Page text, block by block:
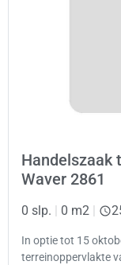
Handelszaak
Waver 2861
0 slp. 0 m2
In optie tot 15
terreinoppervlakte